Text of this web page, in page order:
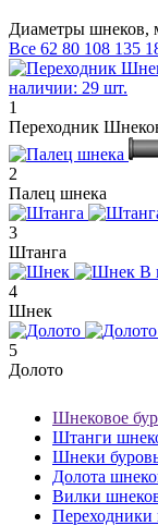
Диаметры шнеков,
Все 62 80 108 135
наличии: 29 шт.
1
Переходник
2
Палец шнека
3
Штанга
В
4
Шнек
5
Долото
Шнековое
Штанги
Шнеки
Долота
Вилки